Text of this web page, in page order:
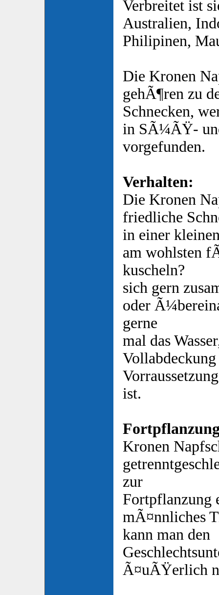
Verbreitet ist
Australien,
Philipinen,
Die Kronen
gehÃ¶ren zu
Schnecken,
in SÃ¼ÃŸ-
vorgefunden.
Verhalten:
Die Kronen
friedliche
in einer
am wohlsten
kuscheln?
sich gern
oder
gerne
mal das
Vorraussetzung
ist.
Kronen
zur
Fortpflanzung
mÃ¤nnliches
kann man den
Ã¤uÃŸerlich